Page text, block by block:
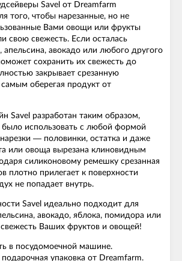
Savel от Dreamfarm
того, чтобы нарезанные, но не
Вами овощи или фрукты
свою свежесть. Если осталась
апельсина, авокадо или любого другого
сохранить их свежесть до
закрывает срезанную
самым оберегая продукт от
Savel разработан таким образом,
использовать с любой формой
― половинки, остатка и даже
или овоща вырезана клиновидным
силиконовому ремешку срезанная
плотно прилегает к поверхности
не попадает внутрь.
Savel идеально подходит для
авокадо, яблока, помидора или
свежесть Ваших фруктов и овощей!
в посудомоечной машине.
упаковка от Dreamfarm.